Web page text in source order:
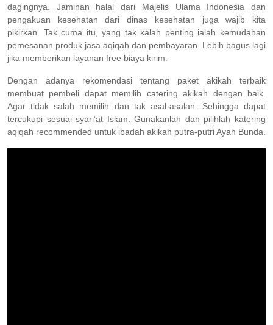
dagingnya. Jaminan halal dari Majelis Ulama Indonesia dan
pengakuan kesehatan dari dinas kesehatan juga wajib kita
pikirkan. Tak cuma itu, yang tak kalah penting ialah kemudahan
pemesanan produk jasa aqiqah dan pembayaran. Lebih bagus lagi
jika memberikan layanan free biaya kirim.
Dengan adanya rekomendasi tentang paket akikah terbaik
membuat pembeli dapat memilih catering akikah dengan baik.
Agar tidak salah memilih dan tak asal-asalan. Sehingga dapat
tercukupi sesuai syari’at Islam. Gunakanlah dan pilihlah katering
aqiqah recommended untuk ibadah akikah putra-putri Ayah Bunda.